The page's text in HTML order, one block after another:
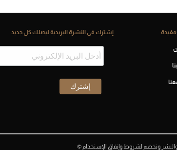
إشترك فى النشرة البريدية ليصلك كل جديد
وتخضع لشروط وإتفاق الإستخدام ©